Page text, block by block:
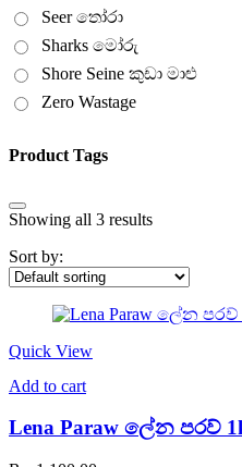
Seer තෝරා
Sharks මෝරු
Shore Seine කුඩා මාළු
Zero Wastage
Product Tags
Showing all 3 results
Sort by:
Quick View
Add to cart
Lena Paraw ලේන පරව්